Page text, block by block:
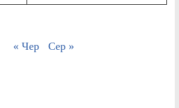
« Чер Сер »